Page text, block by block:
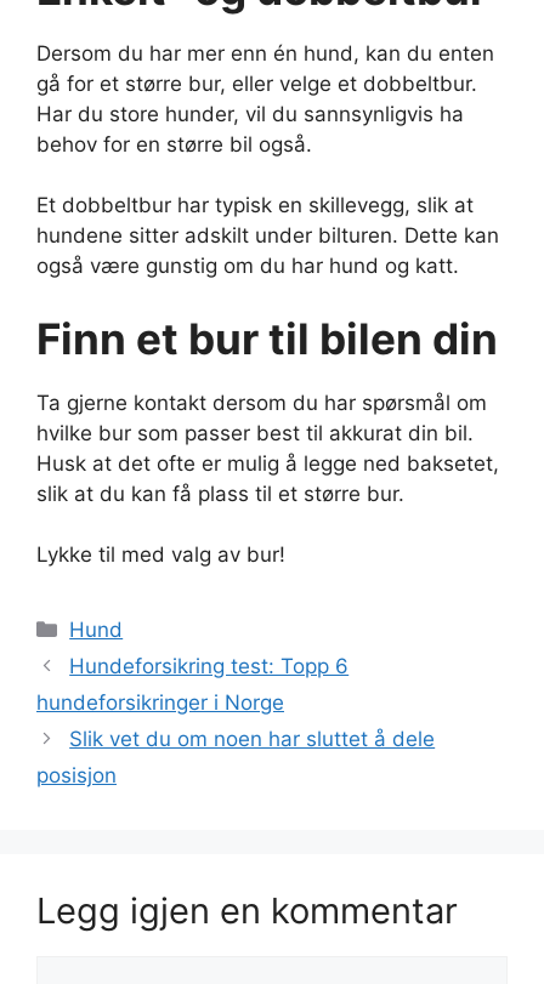
Dersom du har mer enn én hund, kan du enten
gå for et større bur, eller velge et dobbeltbur.
Har du store hunder, vil du sannsynligvis ha
behov for en større bil også.
Et dobbeltbur har typisk en skillevegg, slik at
hundene sitter adskilt under bilturen. Dette kan
også være gunstig om du har hund og katt.
Finn et bur til bilen din
Ta gjerne kontakt dersom du har spørsmål om
hvilke bur som passer best til akkurat din bil.
Husk at det ofte er mulig å legge ned baksetet,
slik at du kan få plass til et større bur.
Lykke til med valg av bur!
Kategorier
Hund
Hundeforsikring test: Topp 6
hundeforsikringer i Norge
Slik vet du om noen har sluttet å dele
posisjon
Legg igjen en kommentar